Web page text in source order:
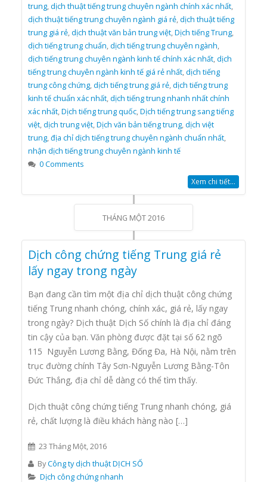
trung,dịch thuật tiếng trung chuyên ngành chính xác nhất,
dịch thuật tiếng trung chuyên ngành giá rẻ,dịch thuật tiếng
trung giá rẻ,dịch thuật văn bản trung việt,Dịch tiếng Trung,
dịch tiếng trung chuẩn,dịch tiếng trung chuyên ngành,
dịch tiếng trung chuyên ngành kinh tế chính xác nhất,dịch
tiếng trung chuyên ngành kinh tế giá rẻ nhất,dịch tiếng
trung công chứng,dịch tiếng trung giá rẻ,dịch tiếng trung
kinh tế chuẩn xác nhất,dịch tiếng trung nhanh nhất chính
xác nhất,Dịch tiếng trung quốc,Dịch tiếng trung sang tiếng
việt,dịch trung việt,Dịch văn bản tiếng trung,dịch việt
trung,địa chỉ dịch tiếng trung chuyên ngành chuẩn nhất,
nhận dịch tiếng trung chuyên ngành kinh tế
0 Comments
Xem chi tiết...
THÁNG MỘT 2016
Dịch công chứng tiếng Trung giá rẻ
lấy ngay trong ngày
Bạn đang cần tìm một địa chỉ dịch thuật công chứng
tiếng Trung nhanh chóng, chính xác, giá rẻ, lấy ngay
trong ngày? Dịch thuật Dịch Số chính là địa chỉ đáng
tin cậy của bạn. Văn phòng được đặt tại số 62 ngõ
115 Nguyễn Lương Bằng, Đống Đa, Hà Nội, nằm trên
trục đường chính Tây Sơn-Nguyễn Lương Bằng-Tôn
Đức Thắng, địa chỉ dễ dàng có thể tìm thấy.
Dịch thuật công chứng tiếng Trung nhanh chóng, giá
rẻ, chất lượng là điều khách hàng nào […]
23 Tháng Một, 2016
ByCông ty dịch thuật DỊCH SỐ
Dịch công chứng nhanh